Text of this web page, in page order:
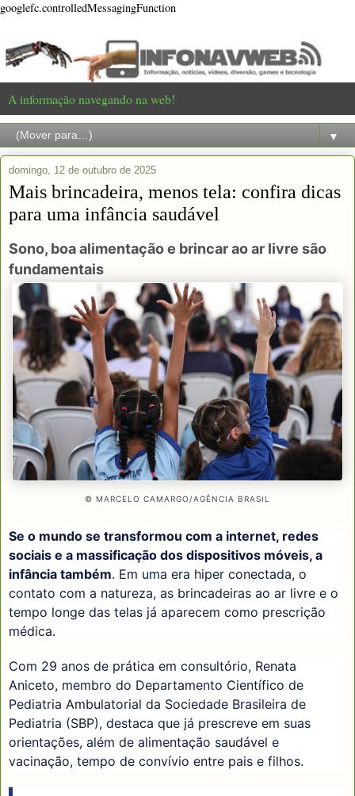
googlefc.controlledMessagingFunction
A informação navegando na web!
▼
domingo, 12 de outubro de 2025
Mais brincadeira, menos tela: confira dicas
para uma infância saudável
Sono, boa alimentação e brincar ao ar livre são
fundamentais
© MARCELO CAMARGO/AGÊNCIA BRASIL
Se o mundo se transformou com a internet, redes
sociais e a massificação dos dispositivos móveis, a
infância também. Em uma era hiper conectada, o
contato com a natureza, as brincadeiras ao ar livre e o
tempo longe das telas já aparecem como prescrição
médica.
Com 29 anos de prática em consultório, Renata
Aniceto, membro do Departamento Científico de
Pediatria Ambulatorial da Sociedade Brasileira de
Pediatria (SBP), destaca que já prescreve em suas
orientações, além de alimentação saudável e
vacinação, tempo de convívio entre pais e filhos.